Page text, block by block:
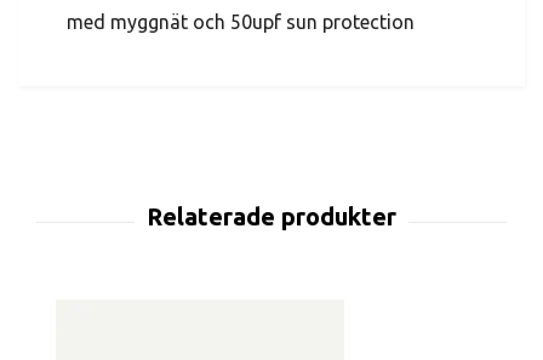
med myggnät och 50upf sun protection